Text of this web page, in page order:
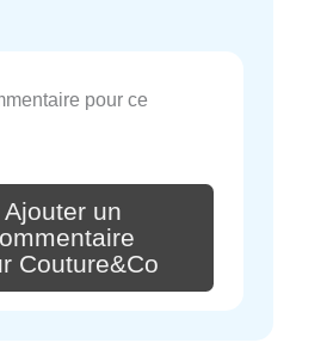
pour ce
Ajouter un
Couture&Co